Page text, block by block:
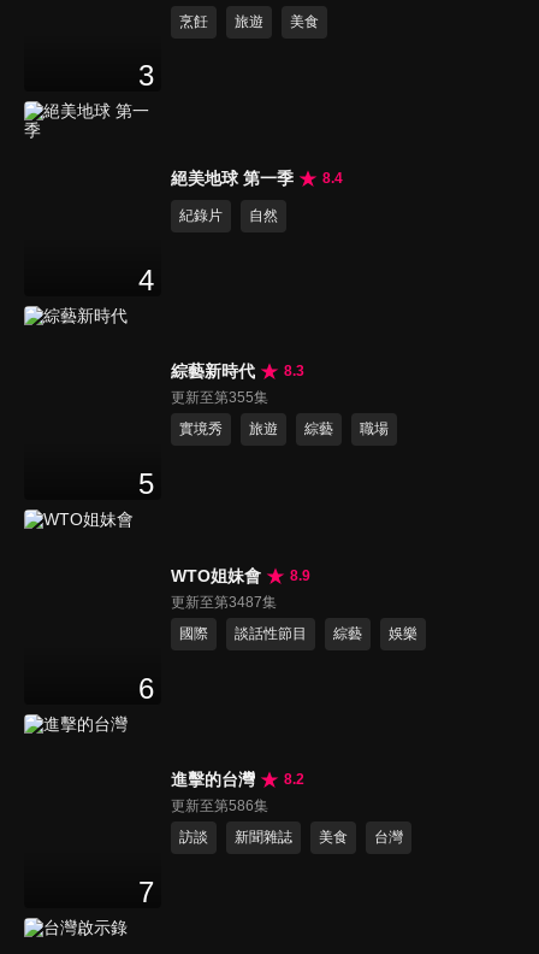
3
烹飪
旅遊 美食
4
絕美地球 第一季 8.4
紀錄片 自然
5
綜藝新時代
8.3
更新至第355集
實境秀
旅遊 綜藝 職場
6
WTO姐妹會
8.9
更新至第3487集
國際
談話性節目 綜藝 娛樂
7
進擊的台灣
8.2
更新至第586集
訪談
新聞雜誌 美食 台灣